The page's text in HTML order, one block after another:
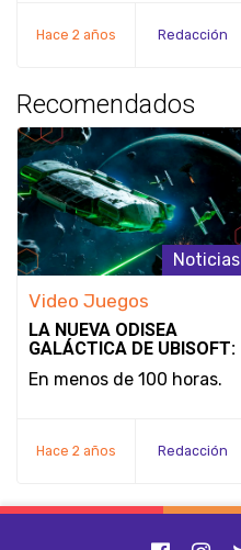
Hace 2 años Redacción
Recomendados
Noticias
Video Juegos
LA NUEVA ODISEA
GALÁCTICA DE UBISOFT:
STAR WARS OUTLAWS
En menos de 100 horas.
Hace 2 años Redacción